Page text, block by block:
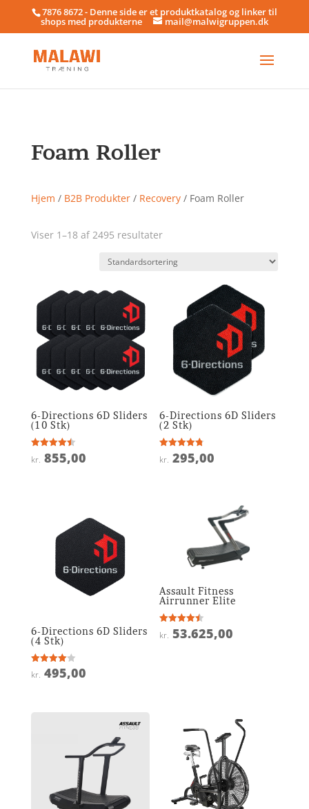
7876 8672 - Denne side er et produktkatalog og linker til
shops med produkterne mail@malwigruppen.dk
Foam Roller
Hjem / B2B Produkter/ Recovery/ Foam Roller
Viser 1–18 af 2495 resultater
6-Directions 6D Sliders
(10 Stk)
Vurderet
4.5
kr. 855,00
6-Directions 6D Sliders
(2 Stk)
Vurderet
4.8
kr. 295,00
6-Directions 6D Sliders
(4 Stk)
Vurderet
4
kr. 495,00
Assault Fitness
Airrunner Elite
Vurderet
4.5
kr. 53.625,00